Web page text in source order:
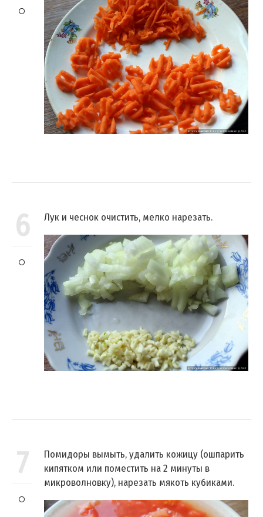
6 Лук и чеснок очистить, мелко нарезать.
7
Помидоры вымыть, удалить кожицу (ошпарить
кипятком или поместить на 2 минуты в
микроволновку), нарезать мякоть кубиками.